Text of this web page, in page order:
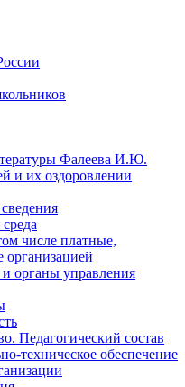
Фалеева И.Ю.
и их оздоровлении
числе платные,
организацией
органы управления
Педагогический состав
техническое обеспечение